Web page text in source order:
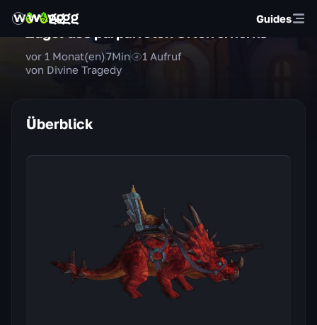
Guides
von Divine Tragedy
vor 1 Monat(en)7Min 1 Aufruf
Überblick